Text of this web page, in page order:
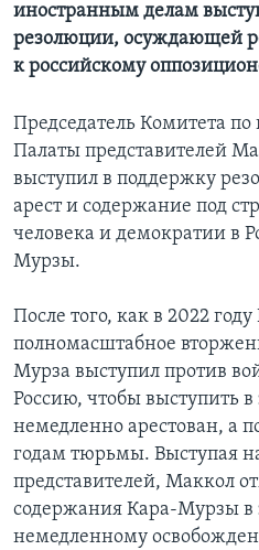
иностранным делам
резолюции, осуждающей
к российскому
Председатель Комитета
Палаты представителей
выступил в поддержку
арест и содержание под
человека и демократии в
Мурзы.
После того, как в 2022
полномасштабное
Мурза выступил против
Россию, чтобы выступить
немедленно арестован, а
годам тюрьмы. Выступая
представителей, Маккол
содержания Кара-Мурзы в
немедленному